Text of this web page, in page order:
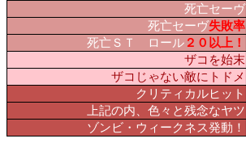
死亡セーヴ
死亡セーヴ失敗率
死亡ＳＴ ロール ２０以上！
ザコを始末
ザコじゃない敵にトドメ
クリティカルヒット
上記の内、色々と残念なヤツ
ゾンビ・ウィークネス発動！